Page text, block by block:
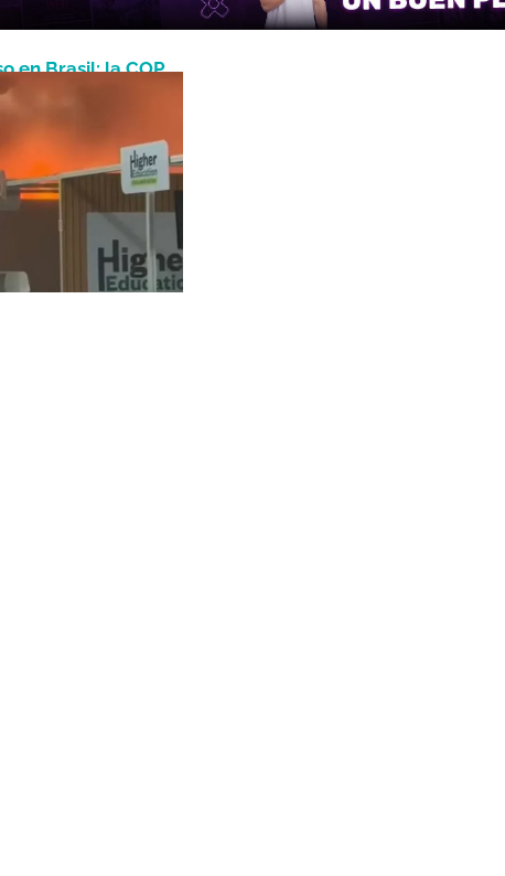
en Brasil: la COP
final